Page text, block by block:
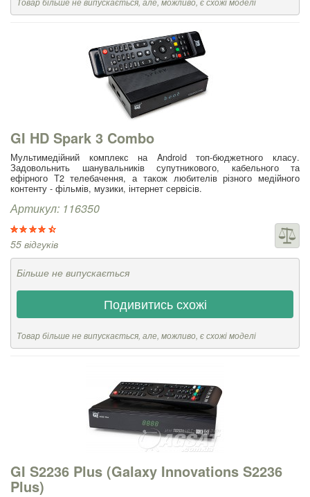
GI HD Spark 3 Combo
Мультимедійний комплекс на Android топ-бюджетного класу.
Задовольнить шанувальників супутникового, кабельного та
ефірного Т2 телебачення, а також любителів різного медійного
контенту - фільмів, музики, інтернет сервісів.
Артикул: 116350
55 відгуків
Більше не випускається
Подивитись схожі
Товар більше не випускається, але, можливо, є схожі моделі
GI S2236 Plus (Galaxy Innovations S2236
Plus)